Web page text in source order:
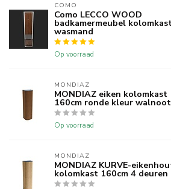
COMO
Como LECCO WOOD
badkamermeubel
wasmand
Op voorraad
MONDIAZ
MONDIAZ eiken kolomkast
160cm ronde kleur walnoot
Op voorraad
MONDIAZ
MONDIAZ KURVE-
kolomkast 160cm 4 deuren